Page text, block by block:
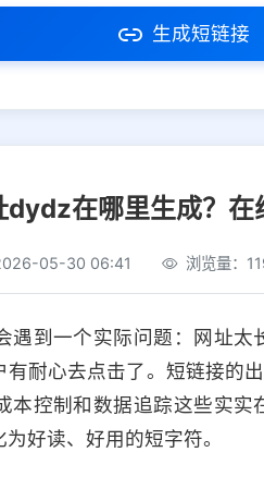
台
截
生成短链接
dydz在哪里生成？在
05-30 06:41 浏览量：
遇到一个实际问题：网址太
耐心去点击了。短链接的
本控制和数据追踪这些实
好读、好用的短字符。